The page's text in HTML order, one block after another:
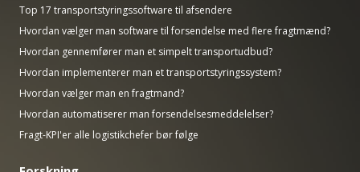
Top 17 transportstyringssoftware til afsendere
Hvordan vælger man software til forsendelse med flere fragtmænd?
Hvordan gennemfører man et simpelt transportudbud?
Hvordan implementerer man et transportstyringssystem?
Hvordan vælger man en fragtmand?
Hvordan automatiserer man forsendelsesmeddelelser?
Fragt-KPI'er alle logistikchefer bør følge